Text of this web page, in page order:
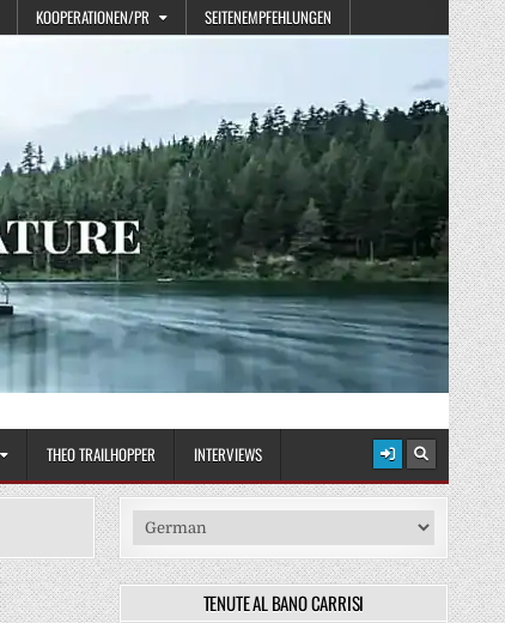
KOOPERATIONEN/PR SEITENEMPFEHLUNGEN
THEO TRAILHOPPER INTERVIEWS
TENUTE AL BANO CARRISI